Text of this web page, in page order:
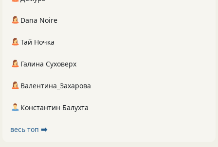
Dana Noire
Тай Ночка
Галина Суховерх
Валентина_Захарова
Константин Балухта
весь топ ⮕